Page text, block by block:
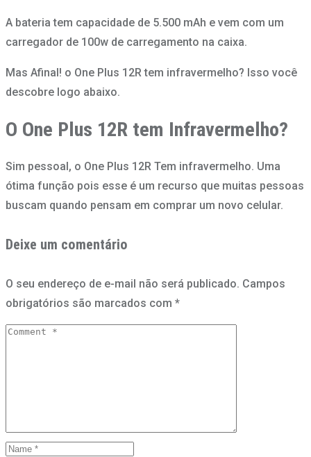
A bateria tem capacidade de 5.500 mAh e vem com um
carregador de 100w de carregamento na caixa.
Mas Afinal! o One Plus 12R tem infravermelho? Isso você
descobre logo abaixo.
O One Plus 12R tem Infravermelho?
Sim pessoal, o One Plus 12R Tem infravermelho. Uma
ótima função pois esse é um recurso que muitas pessoas
buscam quando pensam em comprar um novo celular.
Deixe um comentário
O seu endereço de e-mail não será publicado. Campos
obrigatórios são marcados com *